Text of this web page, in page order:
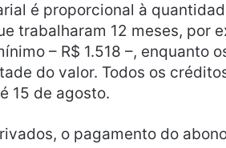
é proporcional à
trabalharam 12 meses, por
– R$ 1.518 –, enquanto
do valor. Todos os
15 de agosto.
o pagamento do